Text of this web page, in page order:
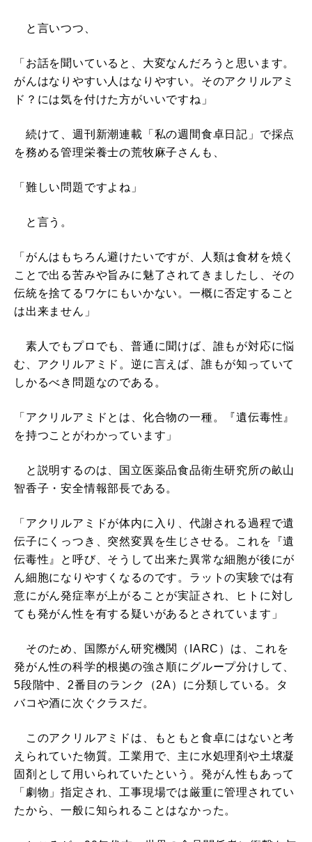
と言いつつ、
「お話を聞いていると、大変なんだろうと思います。
がんはなりやすい人はなりやすい。そのアクリルアミ
ド？には気を付けた方がいいですね」
続けて、週刊新潮連載「私の週間食卓日記」で採点
を務める管理栄養士の荒牧麻子さんも、
「難しい問題ですよね」
と言う。
「がんはもちろん避けたいですが、人類は食材を焼く
ことで出る苦みや旨みに魅了されてきましたし、その
伝統を捨てるワケにもいかない。一概に否定すること
は出来ません」
素人でもプロでも、普通に聞けば、誰もが対応に悩
む、アクリルアミド。逆に言えば、誰もが知っていて
しかるべき問題なのである。
「アクリルアミドとは、化合物の一種。『遺伝毒性』
を持つことがわかっています」
と説明するのは、国立医薬品食品衛生研究所の畝山
智香子・安全情報部長である。
「アクリルアミドが体内に入り、代謝される過程で遺
伝子にくっつき、突然変異を生じさせる。これを『遺
伝毒性』と呼び、そうして出来た異常な細胞が後にが
ん細胞になりやすくなるのです。ラットの実験では有
意にがん発症率が上がることが実証され、ヒトに対し
ても発がん性を有する疑いがあるとされています」
そのため、国際がん研究機関（IARC）は、これを
発がん性の科学的根拠の強さ順にグループ分けして、
5段階中、2番目のランク（2A）に分類している。タ
バコや酒に次ぐクラスだ。
このアクリルアミドは、もともと食卓にはないと考
えられていた物質。工業用で、主に水処理剤や土壌凝
固剤として用いられていたという。発がん性もあって
「劇物」指定され、工事現場では厳重に管理されてい
たから、一般に知られることはなかった。